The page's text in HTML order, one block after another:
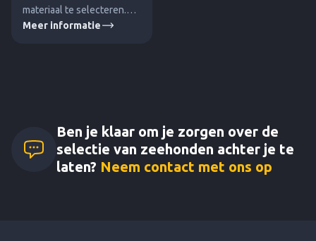
materiaal te selecteren.
Houd er rekening mee dat
de juiste selecties.
Meer informatie
Ben je klaar om je zorgen over de
selectie van zeehonden achter je te
laten? Neem contact met ons op